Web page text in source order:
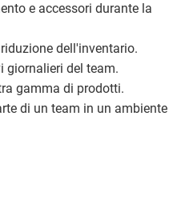
e accessori durante la
dell'inventario.
giornalieri del team.
gamma di prodotti.
di un team in un ambiente